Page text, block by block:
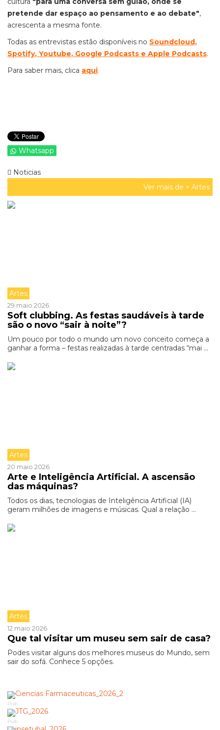
pretende dar espaço ao pensamento e ao debate",
acrescenta a mesma fonte.
Todas as entrevistas estão disponíveis no Soundcloud,
Spotify, Youtube, Google Podcasts e Apple Podcasts.
Para saber mais, clica aqui.
Whatsapp
Noticias
Ver mais de > Artes
Artes
29 maio 2026
Soft clubbing. As festas saudáveis à tarde
são o novo “sair à noite”?
Um pouco por todo o mundo um novo conceito começa a
ganhar a forma – festas realizadas à tarde centradas “mai ...
Artes
20 maio 2026
Arte e Inteligência Artificial. A ascensão
das máquinas?
Todos os dias, tecnologias de Inteligência Artificial (IA)
geram milhões de imagens e músicas. Qual a relação ...
Artes
12 maio 2026
Que tal visitar um museu sem sair de casa?
Podes visitar alguns dos melhores museus do Mundo, sem
sair do sofá. Conhece 5 opções.
Pub
Pub